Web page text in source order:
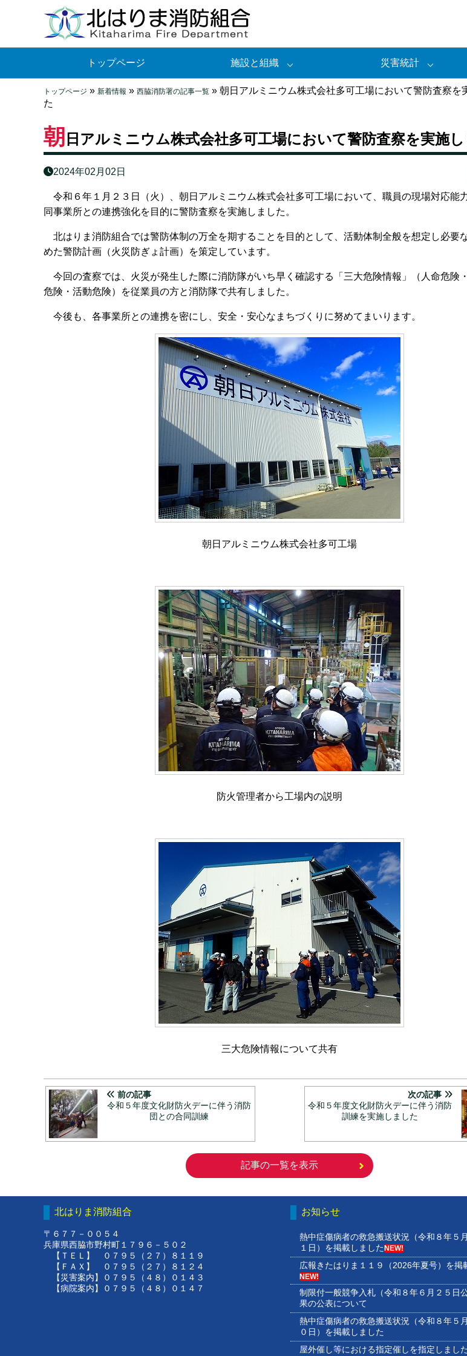
トップページ 施設と組織 災害統計
トップページ » 新着情報 » 西脇消防署の記事一覧 » 朝日アルミニウム株式会社多可工場において警防査察を
た
朝 日アルミニウム株式会社多可工場において警防査察を実施
2024年02月02日
令和６年１月２３日（火）、朝日アルミニウム株式会社多可工場において、職員の現場対応能
同事業所との連携強化を目的に警防査察を実施しました。
北はりま消防組合では警防体制の万全を期することを目的として、活動体制全般を想定し必要
めた警防計画（火災防ぎょ計画）を策定しています。
今回の査察では、火災が発生した際に消防隊がいち早く確認する「三大危険情報」（人命危険
危険・活動危険）を従業員の方と消防隊で共有しました。
今後も、各事業所との連携を密にし、安全・安心なまちづくりに努めてまいります。
朝日アルミニウム株式会社多可工場
防火管理者から工場内の説明
三大危険情報について共有
前の記事
令和５年度文化財防火デーに伴う消防
団との合同訓練
次の記事
令和５年度文化財防火デーに伴う消防
訓練を実施しました
記事の一覧を表示
北はりま消防組合
〒６７７－００５４
兵庫県西脇市野村町１７９６－５０２
【ＴＥＬ】 ０７９５（２７）８１１９
【ＦＡＸ】 ０７９５（２７）８１２４
【災害案内】０７９５（４８）０１４３
【病院案内】０７９５（４８）０１４７
お知らせ
熱中症傷病者の救急搬送状況（令和８年５
１日）を掲載しました NEW!
広報きたはりま１１９（2026年夏号）を掲
NEW!
制限付一般競争入札（令和８年６月２５日
果の公表について
熱中症傷病者の救急搬送状況（令和８年５
０日）を掲載しました
屋外催し等における指定催しを指定しまし